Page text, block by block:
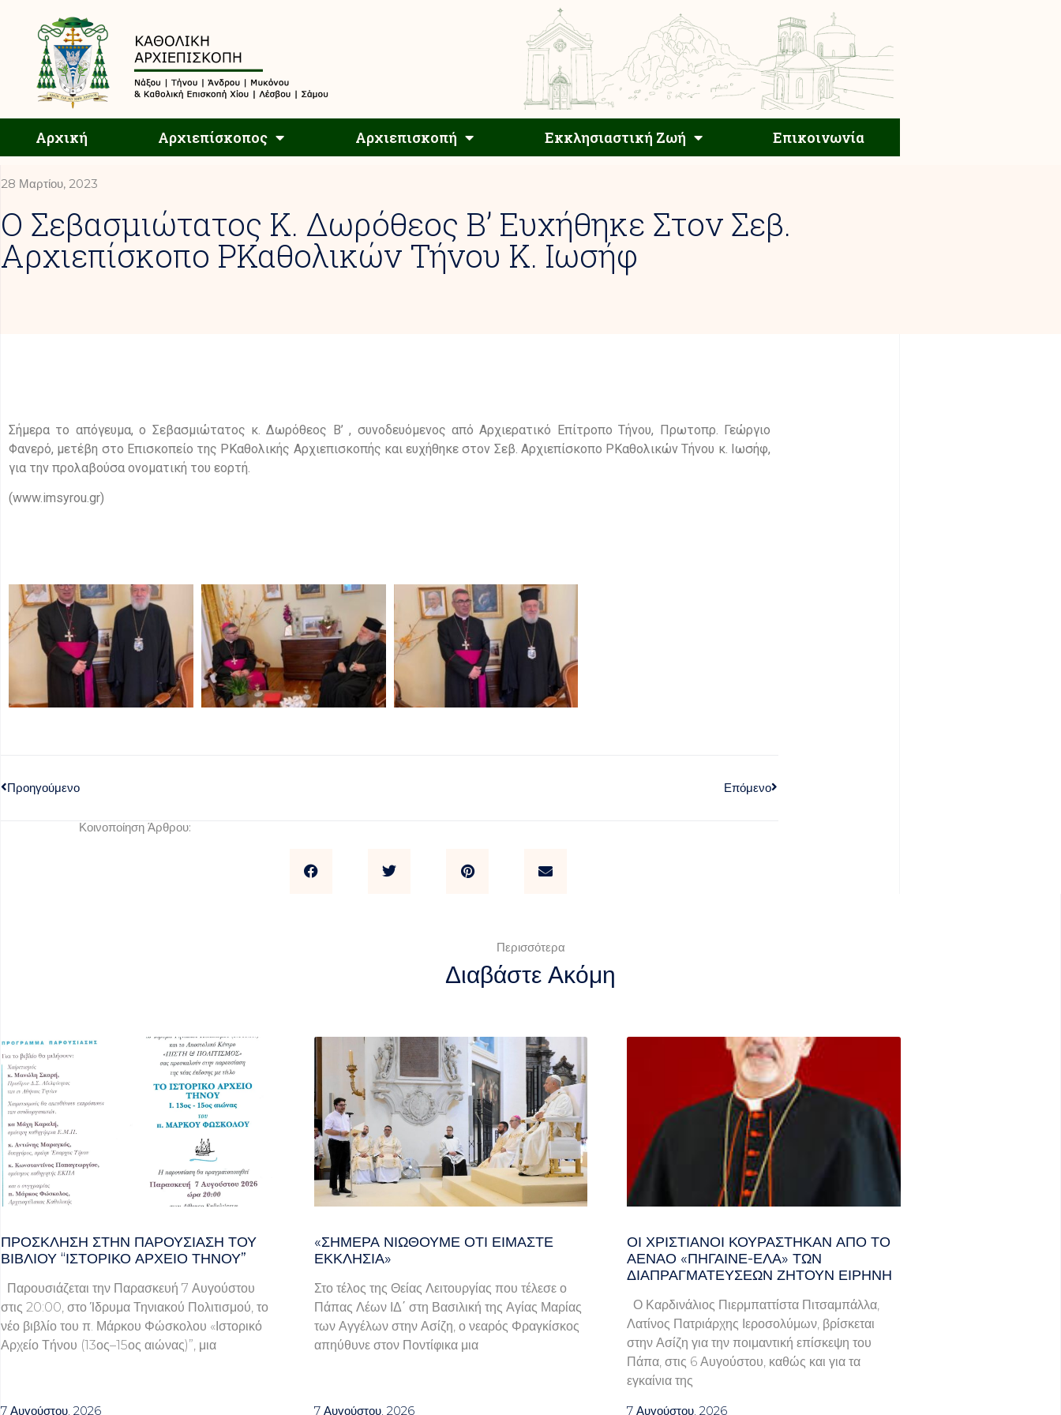
Αρχική Αρχιεπίσκοπος Αρχιεπισκοπή Εκκλησιαστική Ζωή Επικοινωνία
Αρχιεπισκοπή Εκκλησιαστική Ζωή Επικοινωνία
28 Μαρτίου, 2023
Ο Σεβασμιώτατος Κ. Δωρόθεος Β’ Ευχήθηκε Στον Σεβ.
Αρχιεπίσκοπο ΡΚαθολικών Τήνου Κ. Ιωσήφ
Σήμερα το απόγευμα, ο Σεβασμιώτατος κ. Δωρόθεος Β’ , συνοδευόμενος από Αρχιερατικό Επίτροπο Τήνου, Πρωτοπρ. Γεώργιο
Φανερό, μετέβη στο Επισκοπείο της ΡΚαθολικής Αρχιεπισκοπής και ευχήθηκε στον Σεβ. Αρχιεπίσκοπο ΡΚαθολικών Τήνου κ. Ιωσήφ,
για την προλαβούσα ονοματική του εορτή.
(www.imsyrou.gr)
Προηγούμενο Επόμενο
Κοινοποίηση Άρθρου:
Περισσότερα
Διαβάστε Ακόμη
ΠΡΌΣΚΛΗΣΗ ΣΤΗΝ ΠΑΡΟΥΣΊΑΣΗ ΤΟΥ
ΒΙΒΛΊΟΥ “ΙΣΤΟΡΙΚΌ ΑΡΧΕΊΟ ΤΉΝΟΥ”
Παρουσιάζεται την Παρασκευή 7 Αυγούστου
στις 20:00, στο Ίδρυμα Τηνιακού Πολιτισμού, το
νέο βιβλίο του π. Μάρκου Φώσκολου «Ιστορικό
Αρχείο Τήνου (13ος–15ος αιώνας)”, μια
7 Αυγούστου, 2026
«ΣΉΜΕΡΑ ΝΙΏΘΟΥΜΕ ΌΤΙ ΕΊΜΑΣΤΕ
ΕΚΚΛΗΣΊΑ»
Στο τέλος της Θείας Λειτουργίας που τέλεσε ο
Πάπας Λέων ΙΔ΄ στη Βασιλική της Αγίας Μαρίας
των Αγγέλων στην Ασίζη, ο νεαρός Φραγκίσκος
απηύθυνε στον Ποντίφικα μια
7 Αυγούστου, 2026
ΟΙ ΧΡΙΣΤΙΑΝΟΊ ΚΟΥΡΆΣΤΗΚΑΝ ΑΠΌ ΤΟ
ΑΈΝΑΟ «ΠΉΓΑΙΝΕ-ΈΛΑ» ΤΩΝ
ΔΙΑΠΡΑΓΜΑΤΕΎΣΕΩΝ ΖΗΤΟΎΝ ΕΙΡΉΝΗ
Ο Καρδινάλιος Πιερμπαττίστα Πιτσαμπάλλα,
Λατίνος Πατριάρχης Ιεροσολύμων, βρίσκεται
στην Ασίζη για την ποιμαντική επίσκεψη του
Πάπα, στις 6 Αυγούστου, καθώς και για τα
εγκαίνια της
7 Αυγούστου, 2026